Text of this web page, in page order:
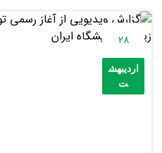
28
اردیبهش
ت